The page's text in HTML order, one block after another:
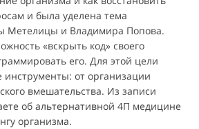
и была уделена тема
Метелицы и Владимира Попова.
«вскрыть код» своего
его. Для этой цели
от организации
вмешательства. Из записи
об альтернативной 4П медицине
организма.